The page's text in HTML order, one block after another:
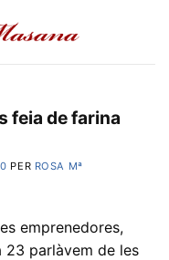
feia de farina
PER ROSA Mª
emprenedores,
23 parlàvem de les